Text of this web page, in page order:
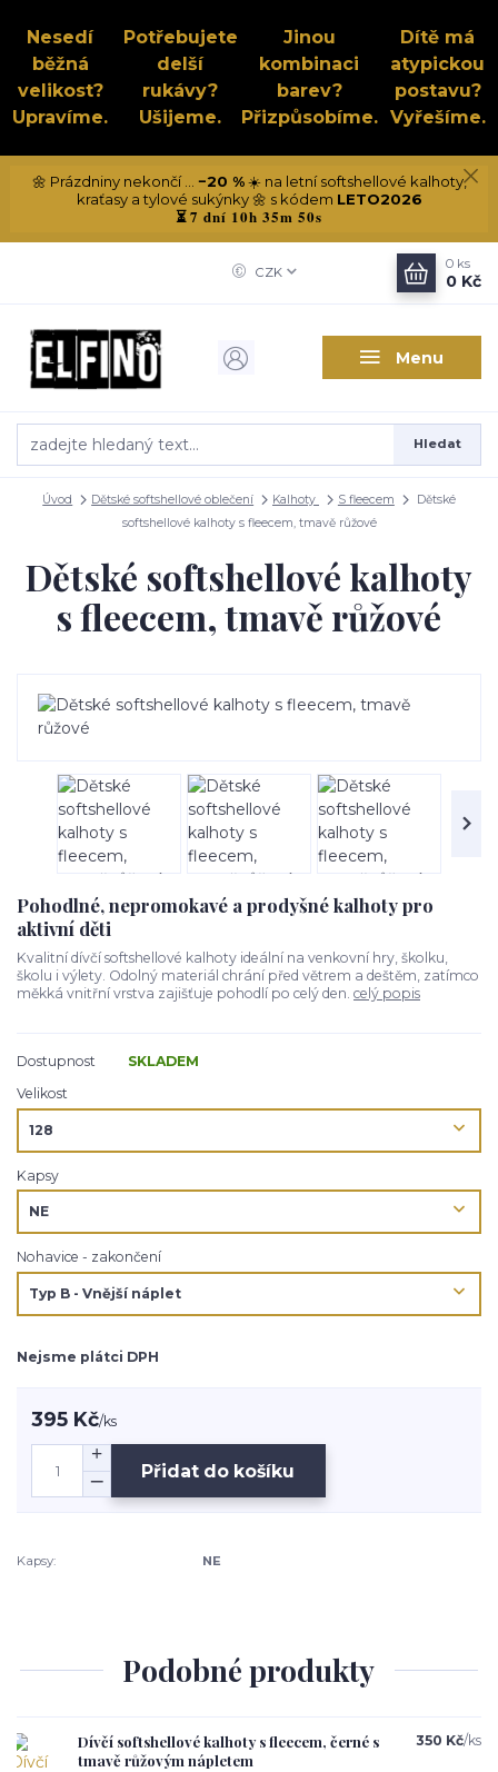
Nesedí
běžná
velikost?
Upravíme.
Potřebujete
delší
rukávy?
Ušijeme.
Jinou
kombinaci
barev?
Přizpůsobíme.
Dítě má
atypickou
postavu?
Vyřešíme.
🌼 Prázdniny nekončí ... −20 %☀️ na letní softshellové kalhoty,
kraťasy a tylové sukýnky 🌼 s kódem LETO2026
⏳7 dní 10h 35m 49s
Menu
CZK
Hledat
0 ks
0 Kč
Úvod Dětské softshellové oblečení Kalhoty S fleecem
Dětské
softshellové kalhoty s fleecem, tmavě růžové
Dětské softshellové kalhoty
s fleecem, tmavě růžové
Pohodlné, nepromokavé a prodyšné kalhoty pro
aktivní děti
Kvalitní dívčí softshellové kalhoty ideální na venkovní hry, školku,
školu i výlety. Odolný materiál chrání před větrem a deštěm, zatímco
měkká vnitřní vrstva zajišťuje pohodlí po celý den. celý popis
Dostupnost
SKLADEM
Velikost
Kapsy
Nohavice - zakončení
Nejsme plátci DPH
395 Kč/ks
Přidat do košíku
Kapsy: NE
Podobné produkty
Dívčí softshellové kalhoty s fleecem, černé s
tmavě růžovým nápletem
350 Kč/ks